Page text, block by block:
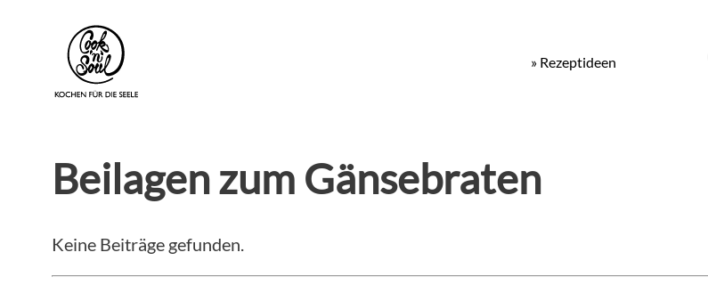
» Rezeptideen
Beilagen zum Gänsebraten
Keine Beiträge gefunden.